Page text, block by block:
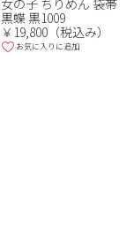
黒蝶 黒1009
￥19,800（税込み）
お気に入りに追加